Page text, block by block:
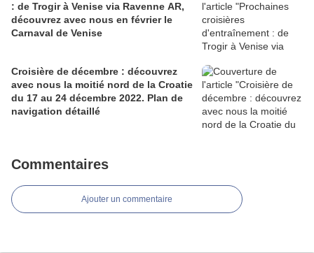
: de Trogir à Venise via Ravenne AR,
découvrez avec nous en février le
Carnaval de Venise
Croisière de décembre : découvrez
avec nous la moitié nord de la Croatie
du 17 au 24 décembre 2022. Plan de
navigation détaillé
Commentaires
Ajouter un commentaire